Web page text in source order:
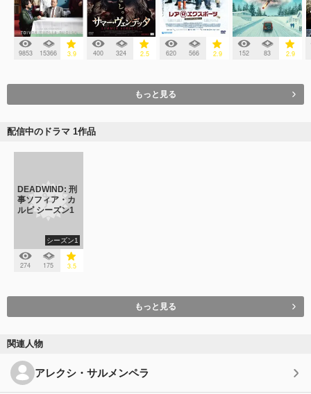
9853 15366 3.9 400 324 2.5 620 566 2.9 152 83 2.9
もっと見る
配信中のドラマ 1作品
DEADWIND: 刑
事ソフィア・カ
ルピ シーズン1
シーズン1
274 175 3.5
もっと見る
関連人物
アレクシ・サルメンペラ